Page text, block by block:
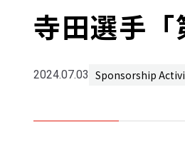
寺田選手
2024.07.03 Sponsorship